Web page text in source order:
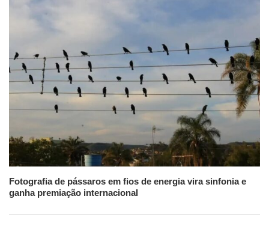
Fotografia de pássaros em fios de energia vira sinfonia e
ganha premiação internacional